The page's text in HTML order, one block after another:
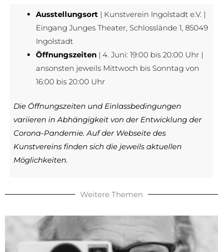
Ausstellungsort | Kunstverein Ingolstadt e.V. |
Eingang Junges Theater, Schlosslände 1, 85049
Ingolstadt
Öffnungszeiten | 4. Juni: 19:00 bis 20:00 Uhr |
ansonsten jeweils Mittwoch bis Sonntag von
16:00 bis 20:00 Uhr
Die Öffnungszeiten und Einlassbedingungen
variieren in Abhängigkeit von der Entwicklung der
Corona-Pandemie. Auf der Webseite des
Kunstvereins finden sich die jeweils aktuellen
Möglichkeiten.
Weitere Themen